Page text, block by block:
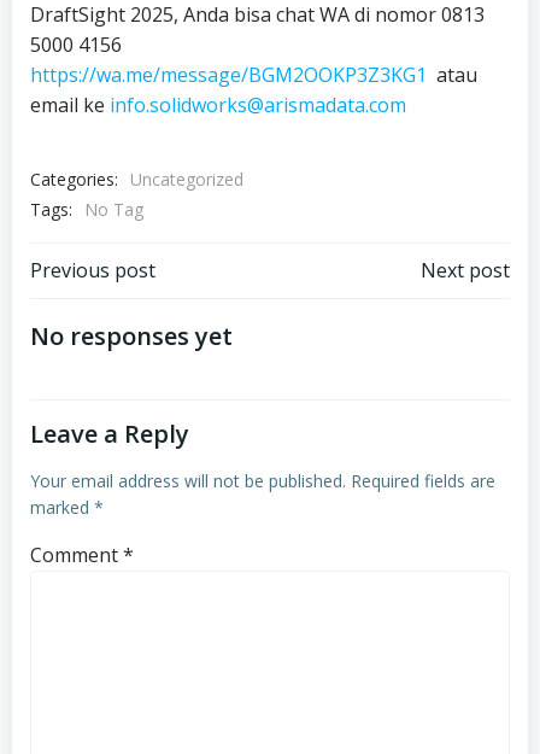
DraftSight 2025, Anda bisa chat WA di nomor 0813
5000 4156
https://wa.me/message/BGM2OOKP3Z3KG1 atau
email ke info.solidworks@arismadata.com
Categories:
Uncategorized
Tags:
No Tag
Post
navigation
Previous post Next post
No responses yet
Leave a Reply
Your email address will not be published. Required fields are
marked *
Comment*